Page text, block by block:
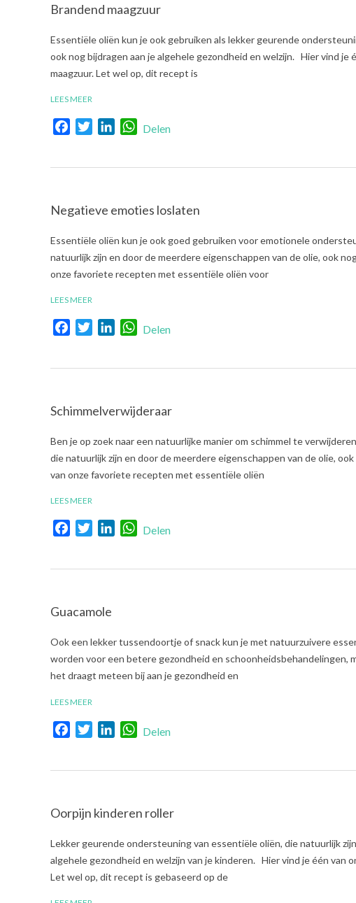
Brandend maagzuur
2022-
05-
Essentiële oliën kun je ook gebruiken als lekker geurende
ook nog bijdragen aan je algehele gezondheid en welzijn. Hier vind
maagzuur. Let wel op, dit recept is
LEES MEER
FacebookTwitterLinkedInWhatsApp
Delen
Negatieve emoties loslaten
2022-
05-
Essentiële oliën kun je ook goed gebruiken voor emotionele
natuurlijk zijn en door de meerdere eigenschappen van de olie, ook
onze favoriete recepten met essentiële oliën voor
LEES MEER
FacebookTwitterLinkedInWhatsApp
Delen
Schimmelverwijderaar
2022-
04-
Ben je op zoek naar een natuurlijke manier om schimmel te
die natuurlijk zijn en door de meerdere eigenschappen van de olie,
van onze favoriete recepten met essentiële oliën
LEES MEER
FacebookTwitterLinkedInWhatsApp
Delen
Guacamole
2022-
04-
19
Ook een lekker tussendoortje of snack kun je met natuurzuivere
worden voor een betere gezondheid en schoonheidsbehandelingen,
het draagt meteen bij aan je gezondheid en
LEES MEER
FacebookTwitterLinkedInWhatsApp
Delen
Oorpijn kinderen roller
2022-
04-
14
Lekker geurende ondersteuning van essentiële oliën, die natuurlijk
algehele gezondheid en welzijn van je kinderen. Hier vind je één
Let wel op, dit recept is gebaseerd op de